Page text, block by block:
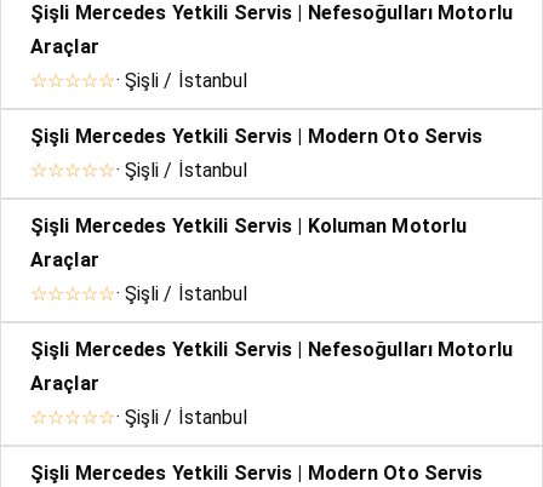
Şişli Mercedes Yetkili Servis | Nefesoğulları Motorlu
Araçlar
☆☆☆☆☆· Şişli / İstanbul
Şişli Mercedes Yetkili Servis | Modern Oto Servis
☆☆☆☆☆· Şişli / İstanbul
Şişli Mercedes Yetkili Servis | Koluman Motorlu
Araçlar
☆☆☆☆☆· Şişli / İstanbul
Şişli Mercedes Yetkili Servis | Nefesoğulları Motorlu
Araçlar
☆☆☆☆☆· Şişli / İstanbul
Şişli Mercedes Yetkili Servis | Modern Oto Servis